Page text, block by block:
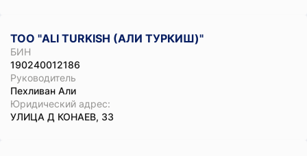
ТОО "ALI TURKISH (АЛИ ТУРКИШ)"
БИН
190240012186
Руководитель
Пехливан Али
Юридический адрес:
УЛИЦА Д КОНАЕВ, 33